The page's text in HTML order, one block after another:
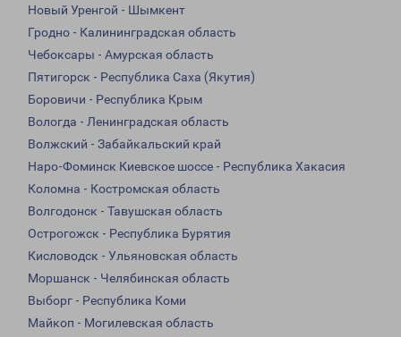
Новый Уренгой - Шымкент
Гродно - Калининградская область
Чебоксары - Амурская область
Пятигорск - Республика Саха (Якутия)
Боровичи - Республика Крым
Вологда - Ленинградская область
Волжский - Забайкальский край
Наро-Фоминск Киевское шоссе - Республика Хакасия
Коломна - Костромская область
Волгодонск - Тавушская область
Острогожск - Республика Бурятия
Кисловодск - Ульяновская область
Моршанск - Челябинская область
Выборг - Республика Коми
Майкоп - Могилевская область